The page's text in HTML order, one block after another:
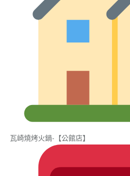
瓦崎燒烤火鍋-【公館店】